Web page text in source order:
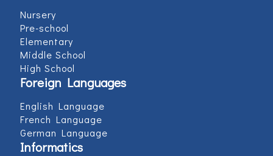
Nursery
Pre-school
Elementary
Middle School
High School
Foreign Languages
English Language
French Language
German Language
Informatics